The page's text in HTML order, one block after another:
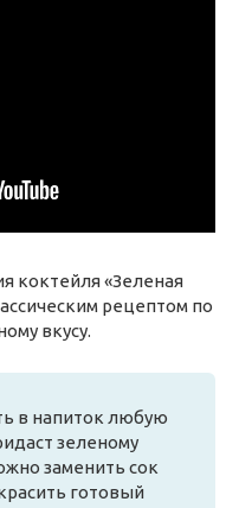
коктейля «Зеленая
рецептом по
вкусу.
в напиток любую
зеленому
заменить сок
готовый